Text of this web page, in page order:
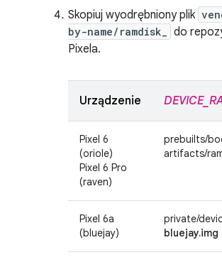
Skopiuj wyodrębniony plik
by-name/ramdisk_
do
Pixela.
Urządzenie
Pixel 6
(oriole)
Pixel 6 Pro
(raven)
prebuilts/
artifacts/
Pixel 6a
(bluejay)
private/
bluejay.img